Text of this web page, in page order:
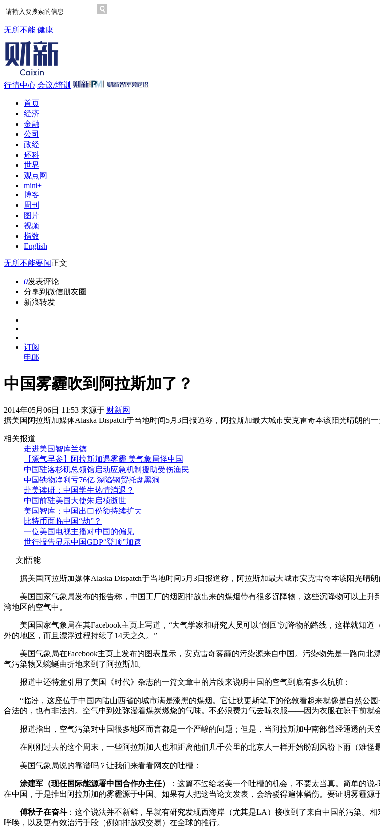
无所不能 健康
行情中心 会议/培训
首页
经济
金融
公司
政经
环科
世界
观点网
mini+
博客
周刊
图片
视频
指数
English
无所不能要闻正文
0发表评论
分享到微信朋友圈
新浪转发
订阅
电邮
中国雾霾吹到阿拉斯加了？
2014年05月06日 11:53 来源于 财新网
据美国阿拉斯加媒体Alaska Dispatch于当地时间5月3日报道称，阿拉斯加最大城市安克雷奇本该阳光晴朗
相关报道
走进美国智库兰德
【源气早参】阿拉斯加遇雾霾 美气象局怪中国
中国驻洛杉矶总领馆启动应急机制援助受伤渔民
中国铁物净利亏76亿 深陷钢贸托盘黑洞
赴美读研：中国学生热情消退？
中国前驻美国大使朱启祯逝世
美国智库：中国出口份额持续扩大
比特币面临中国“劫”？
一位美国电视主播对中国的偏见
世行报告显示中国GDP“登顶”加速
文|悟能
据美国阿拉斯加媒体Alaska Dispatch于当地时间5月3日报道称，阿拉斯加最大城市安克雷奇本该阳光晴
美国国家气象局发布的报告称，中国工厂的烟囱排放出来的煤烟带有很多沉降物，这些沉降物可以上升
湾地区的空气中。
美国国家气象局在其Facebook主页上写道，“大气学家和研究人员可以‘倒回’沉降物的路线，这样就知道
外的地区，而且漂浮过程持续了14天之久。”
美国气象局在Facebook主页上发布的图表显示，安克雷奇雾霾的污染源来自中国。污染物先是一路向北
气污染物又蜿蜒曲折地来到了阿拉斯加。
报道中还特意引用了美国《时代》杂志的一篇文章中的片段来说明中国的空气到底有多么肮脏：
“临汾，这座位于中国内陆山西省的城市满是漆黑的煤烟。它让狄更斯笔下的伦敦看起来就像是自然公
合法的，也有非法的。空气中到处弥漫着煤炭燃烧的气味。不必浪费力气去晾衣服——因为衣服在晾干前就
报道指出，空气污染对中国很多地区而言都是一个严峻的问题；但是，当阿拉斯加中南部曾经通透的天
在刚刚过去的这个周末，一些阿拉斯加人也和距离他们几千公里的北京人一样开始盼刮风盼下雨（难怪
美国气象局说的靠谱吗？让我们来看看网友的吐槽：
涂建军（现任国际能源署中国合作办主任）
：这篇不过给老美一个吐槽的机会，不要太当真。简单的
在中国，于是推出阿拉斯加的雾霾源于中国。如果有人把这当论文发表，会给驳得遍体鳞伤。要证明雾霾源
傅秋子在奋斗 ：这个说法并不新鲜，早就有研究发现西海岸（尤其是LA）接收到了来自中国的污染。
呼唤，以及更有效治污手段（例如排放权交易）在全球的推行。